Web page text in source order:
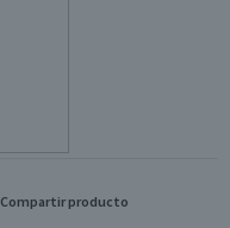
Compartir producto